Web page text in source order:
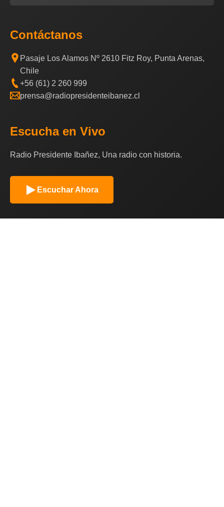
Contáctanos
Pasaje Los Alamos Nº 2610 Fitz Roy, Punta Arenas,
Chile
+56 (61) 2 260 999
prensa@radiopresidenteibanez.cl
Escucha en Vivo
Radio Presidente Ibañez, Una radio con historia.
Escuchar Ahora